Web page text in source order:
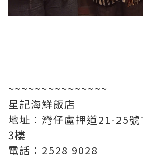
~~~~~~~~~~~~~~~
星記海鮮飯店
地址：灣仔盧押道21-25
3樓
電話：2528 9028